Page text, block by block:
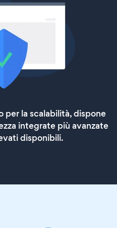
la scalabilità, dispone
integrate più avanzate
disponibili.